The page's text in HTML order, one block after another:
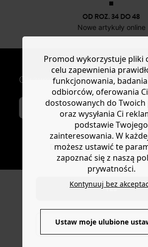
Do you want to be
www.promod.com
YES
NO
OD ROZ. 34 DO 48
Nowe artykuły online
Otrzymuj nowości modowe i
SUBSKRYBUJ
Promod wykorzystuje pliki
celu zapewnienia
funkcjonowania,
odbiorców, oferowania Ci
dostosowanych do
oraz wysyłania Ci
podstawie Twojego
zainteresowania. W
możesz ustawić te
zapoznać się z naszą
prywatności.
Kontynuuj bez
Ustaw moje ulubione